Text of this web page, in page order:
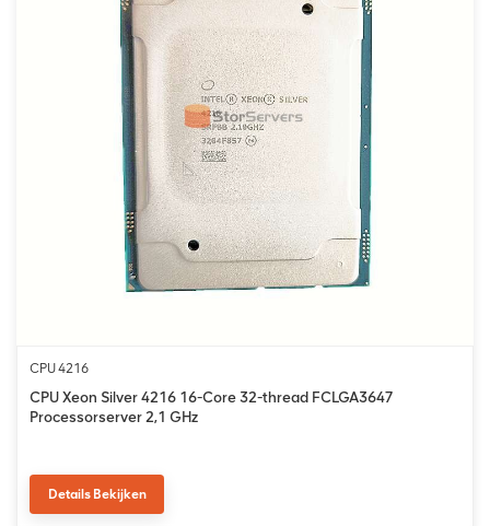
CPU 4216
CPU Xeon Silver 4216 16-Core 32-thread FCLGA3647
Processorserver 2,1 GHz
Details Bekijken